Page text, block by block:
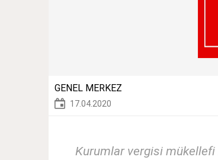
GENEL MERKEZ
17.04.2020
Kurumlar vergisi mükellefi